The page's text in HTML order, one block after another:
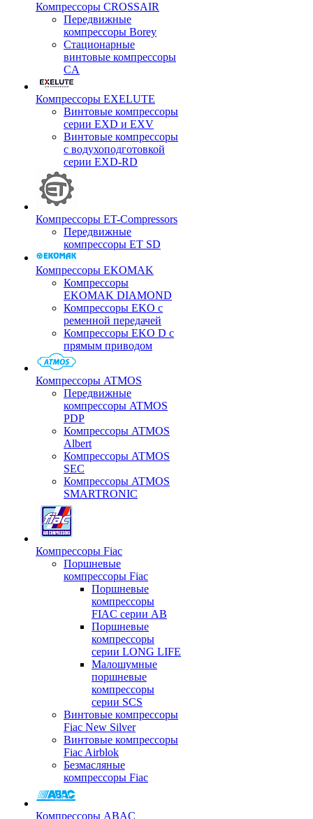
Компрессоры CROSSAIR
Передвижные
компрессоры Borey
Стационарные
винтовые компрессоры
CA
Компрессоры EXELUTE
Винтовые компрессоры
серии EXD и EXV
Винтовые компрессоры
с водухоподготовкой
серии EXD-RD
Компрессоры ET-Compressors
Передвижные
компрессоры ET SD
Компрессоры EKOMAK
Компрессоры
EKOMAK DIAMOND
Компрессоры EKO c
ременной передачей
Компрессоры EKO D с
прямым приводом
Компрессоры ATMOS
Передвижные
компрессоры ATMOS
PDP
Компрессоры ATMOS
Albert
Компрессоры ATMOS
SEC
Компрессоры ATMOS
SMARTRONIC
Компрессоры Fiac
Поршневые
компрессоры Fiac
Поршневые
компрессоры
FIAC серии AB
Поршневые
компрессоры
серии LONG LIFE
Малошумные
поршневые
компрессоры
серии SCS
Винтовые компрессоры
Fiac New Silver
Винтовые компрессоры
Fiac Airblok
Безмасляные
компрессоры Fiac
Компрессоры ABAC